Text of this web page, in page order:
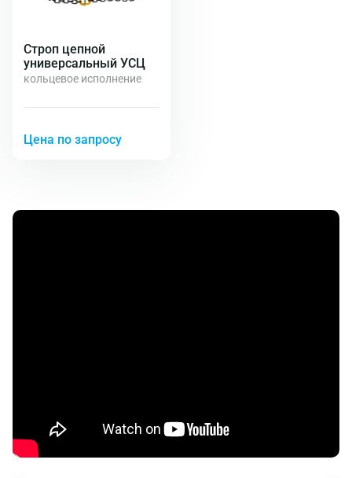
Строп цепной
универсальный УСЦ
кольцевое исполнение
Цена по запросу